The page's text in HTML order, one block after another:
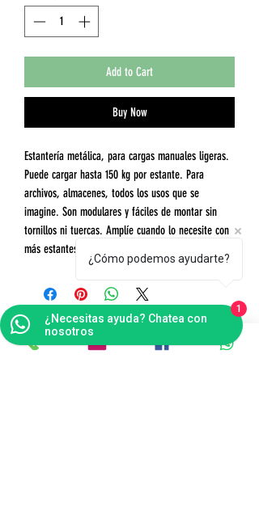
Add to Cart
Buy Now
Estantería metálica, para cargas manuales ligeras.
Puede cargar hasta 150 kg por estante. Para
archivos, almacenes, todos los usos que se
imagine. Son modulares y fáciles de montar sin
tornillos ni tuercas. Amplíe cuando lo necesite con
más estantes, más módulos o complementos.
Contáctanos
¿Cómo podemos ayudarte?
¿Necesitas ayuda? Chatea con
nosotros
1